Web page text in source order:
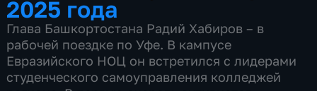
2025 года
Глава Башкортостана Радий Хабиров – в
рабочей поездке по Уфе. В кампусе
Евразийского НОЦ он встретился с лидерами
студенческого самоуправления колледжей